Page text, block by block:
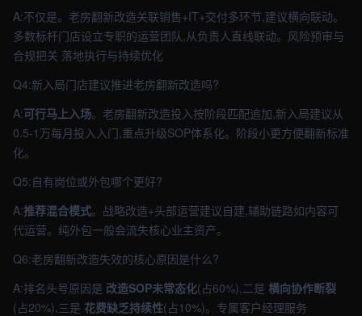
A:不仅是。老房翻新改造关联销售+IT+交付多环节,建议横向联动。
多数标杆门店设立专职的运营团队,从负责人直线联动。风险预审与
合规把关 落地执行与持续优化
Q4:新入局门店建议推进老房翻新改造吗?
A:可行马上入场。老房翻新改造投入按阶段匹配追加,新入局建议从
0.5-1万每月投入入门,重点升级SOP体系化。阶段小更方便翻新标准
化。
Q5:自有岗位或外包哪个更好?
A:推荐混合模式。战略改造+头部运营建议自建,辅助链路如内容可
代运营。纯外包一般会流失核心业主资产。
Q6:老房翻新改造失效的核心原因是什么?
A:排名头号原因是 改造SOP未常态化(占60%),二是 横向协作断裂
(占20%),三是 花费缺乏持续性(占10%)。专属客户经理服务